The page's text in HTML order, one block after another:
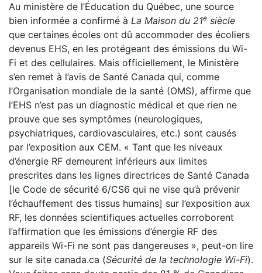
Au ministère de l’Éducation du Québec, une source
bien informée a confirmé à La Maison du 21e siècle
que certaines écoles ont dû accommoder des écoliers
devenus EHS, en les protégeant des émissions du Wi-
Fi et des cellulaires. Mais officiellement, le Ministère
s’en remet à l’avis de Santé Canada qui, comme
l’Organisation mondiale de la santé (OMS), affirme que
l’EHS n’est pas un diagnostic médical et que rien ne
prouve que ses symptômes (neurologiques,
psychiatriques, cardiovasculaires, etc.) sont causés
par l’exposition aux CEM. « Tant que les niveaux
d’énergie RF demeurent inférieurs aux limites
prescrites dans les lignes directrices de Santé Canada
[le Code de sécurité 6/CS6 qui ne vise qu’à prévenir
l’échauffement des tissus humains] sur l’exposition aux
RF, les données scientifiques actuelles corroborent
l’affirmation que les émissions d’énergie RF des
appareils Wi-Fi ne sont pas dangereuses », peut-on lire
sur le site canada.ca (Sécurité de la technologie Wi-Fi).